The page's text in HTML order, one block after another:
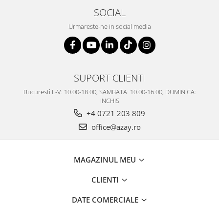
SOCIAL
Urmareste-ne in social media
SUPORT CLIENTI
Bucuresti L-V: 10.00-18.00, SAMBATA: 10.00-16.00, DUMINICA:
INCHIS
+4 0721 203 809
office@azay.ro
MAGAZINUL MEU
CLIENTI
DATE COMERCIALE